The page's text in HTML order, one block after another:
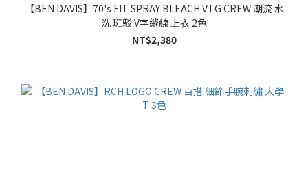
【BEN DAVIS】70's FIT SPRAY BLEACH VTG CREW 潮流 水
洗 斑駁 V字縫線 上衣 2色
NT$2,380